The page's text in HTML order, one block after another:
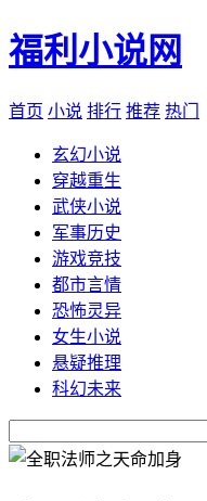
福利小说网
首页 小说 排行 推荐 热门
玄幻小说
穿越重生
武侠小说
军事历史
游戏竞技
都市言情
恐怖灵异
女生小说
悬疑推理
科幻未来